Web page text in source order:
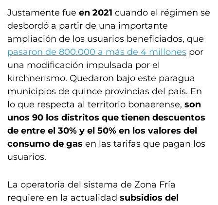
Justamente fue en 2021 cuando el régimen se
desbordó a partir de una importante
ampliación de los usuarios beneficiados, que
pasaron de 800.000 a más de 4 millones por
una modificación impulsada por el
kirchnerismo. Quedaron bajo este paragua
municipios de quince provincias del país. En
lo que respecta al territorio bonaerense, son
unos 90 los distritos que tienen descuentos
de entre el 30% y el 50% en los valores del
consumo de gas en las tarifas que pagan los
usuarios.
La operatoria del sistema de Zona Fría
requiere en la actualidad subsidios del